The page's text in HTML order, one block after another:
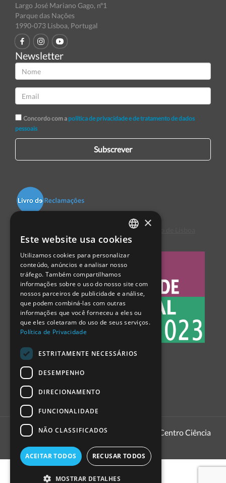
Largo José Mariano Gago, nº1
Parque das Nações
1990-073 Lisboa, Portugal
Newsletter
Concordo com a política de privacidade e de tratamento de dados
pessoais
Subscrever
Centro de Arbitragem de Conflitos de Consumo de Lisboa
1999 - 2026Pavilhão do Conhecimento | Centro Ciência
PORTUGUESE
ENGLISH
SPANISH
×
Este website usa cookies
Utilizamos cookies para personalizar
conteúdo, anúncios e analisar nosso
tráfego. Também compartilhamos
informações sobre o uso do nosso site com
nossos parceiros de publicidade e análise,
que podem combiná-las com outras
informações que você forneceu a eles ou
que eles coletaram do uso de seus serviços.
Política de Privacidade
ESTRITAMENTE NECESSÁRIOS
DESEMPENHO
DIRECIONAMENTO
FUNCIONALIDADE
NÃO CLASSIFICADOS
ACEITAR TODOS RECUSAR TODOS
MOSTRAR DETALHES